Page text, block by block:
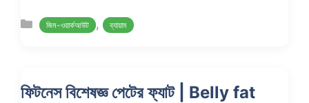
Categories
জিম-ওয়ার্কআউট , ব্যায়াম
ফিটনেস বিশেষজ্ঞ পেটের ফ্যাট | Belly fat